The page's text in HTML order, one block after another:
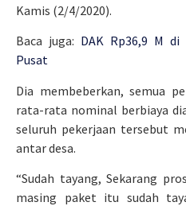
Kamis (2/4/2020).
Baca juga: DAK Rp36,9 M di
Pusat
Dia membeberkan, semua
rata-rata nominal berbiaya
seluruh pekerjaan tersebut
antar desa.
“Sudah tayang, Sekarang
masing paket itu sudah